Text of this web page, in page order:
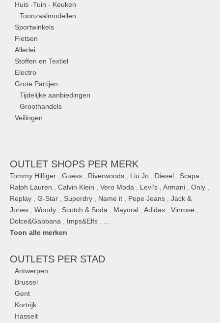
Huis -Tuin - Keuken
Toonzaalmodellen
Sportwinkels
Fietsen
Allerlei
Stoffen en Textiel
Electro
Grote Partijen
Tijdelijke aanbiedingen
Groothandels
Veilingen
OUTLET SHOPS PER MERK
Tommy Hilfiger Guess Riverwoods Liu Jo Diesel Scapa
Ralph Lauren
Calvin Klein Vero Moda Levi's Armani Only
Replay
G-Star Superdry Name it Pepe Jeans
Jack &
Jones
Woody Scotch & Soda Mayoral Adidas Vinrose
Dolce&Gabbana
Imps&Elfs
Toon alle merken
OUTLETS PER STAD
Antwerpen
Brussel
Gent
Kortrijk
Hasselt